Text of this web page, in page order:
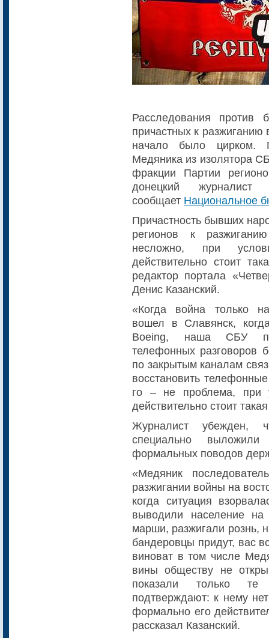
Расследования против
причастных к разжиганию
начало было цирком.
Медяника из изолятора
фракции Партии
донецкий
сообщает Национальное
Причастность бывших
регионов к
несложно, при
действительно стоит
редактор портала
Денис Казанский.
«Когда война только
вошел в Славянск,
Boeing, наша СБУ
телефонных разговоров
по закрытым каналам
восстановить
го – не проблема, при
действительно стоит
Журналист убежден,
специально
формальных поводов
«Медяник
разжигании войны на
когда ситуация
выводили население на
марши, разжигали рознь,
бандеровцы придут, вас
виноват в том числе
вины обществу не
показали только
подтверждают: к нему
формально его
рассказал Казанский.